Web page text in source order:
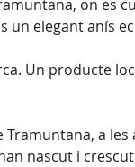
on es
elegant anís
Un producte
a
nascut i